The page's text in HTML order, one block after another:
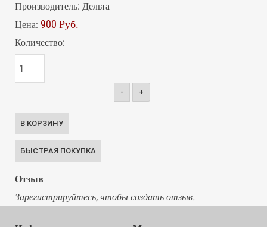
Производитель: Дельта
Цена: 900 Руб.
Количество:
- +
Отзыв
Зарегистрируйтесь, чтобы создать отзыв.